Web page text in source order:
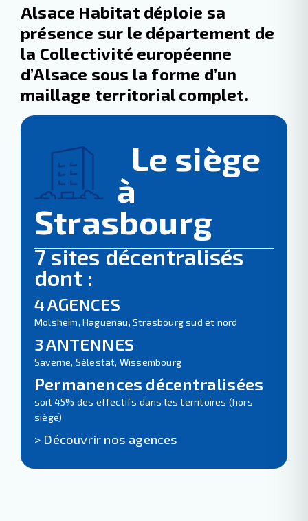
Alsace Habitat déploie sa
présence sur le département de
la Collectivité européenne
d’Alsace sous la forme d’un
maillage territorial complet.
Le siège
à
Strasbourg
7 sites décentralisés
dont :
4 AGENCES
Molsheim, Haguenau, Strasbourg sud et nord
3 ANTENNES
Saverne, Sélestat, Wissembourg
Permanences décentralisées
soit 45% des effectifs dans les territoires (hors
siège)
> Découvrir nos agences